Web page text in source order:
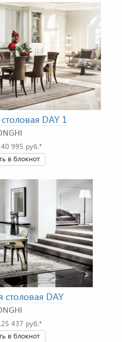
DAY 1
995 руб.*
в блокнот
столовая DAY
437 руб.*
в блокнот